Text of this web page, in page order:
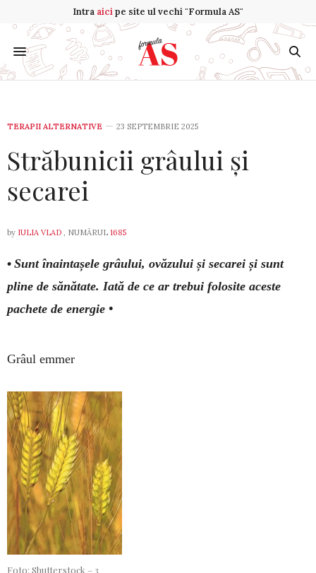
Intra aicipe site ul vechi "Formula AS"
TERAPII ALTERNATIVE 23 SEPTEMBRIE 2025
Străbunicii grâului și
secarei
by IULIA VLAD , NUMĂRUL 1685
• Sunt înaintașele grâului, ovăzului și secarei și sunt
pline de sănătate. Iată de ce ar trebui folosite aceste
pachete de energie •
Grâul emmer
Foto: Shutterstock – 3